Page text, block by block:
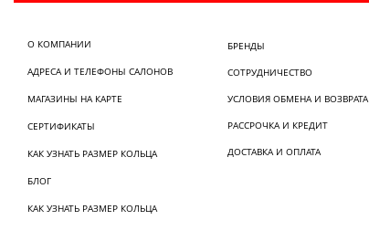
О КОМПАНИИ
АДРЕСА И ТЕЛЕФОНЫ САЛОНОВ
МАГАЗИНЫ НА КАРТЕ
СЕРТИФИКАТЫ
КАК УЗНАТЬ РАЗМЕР КОЛЬЦА
БЛОГ
КАК УЗНАТЬ РАЗМЕР КОЛЬЦА
БРЕНДЫ
СОТРУДНИЧЕСТВО
УСЛОВИЯ ОБМЕНА И ВОЗВРАТА
РАССРОЧКА И КРЕДИТ
ДОСТАВКА И ОПЛАТА